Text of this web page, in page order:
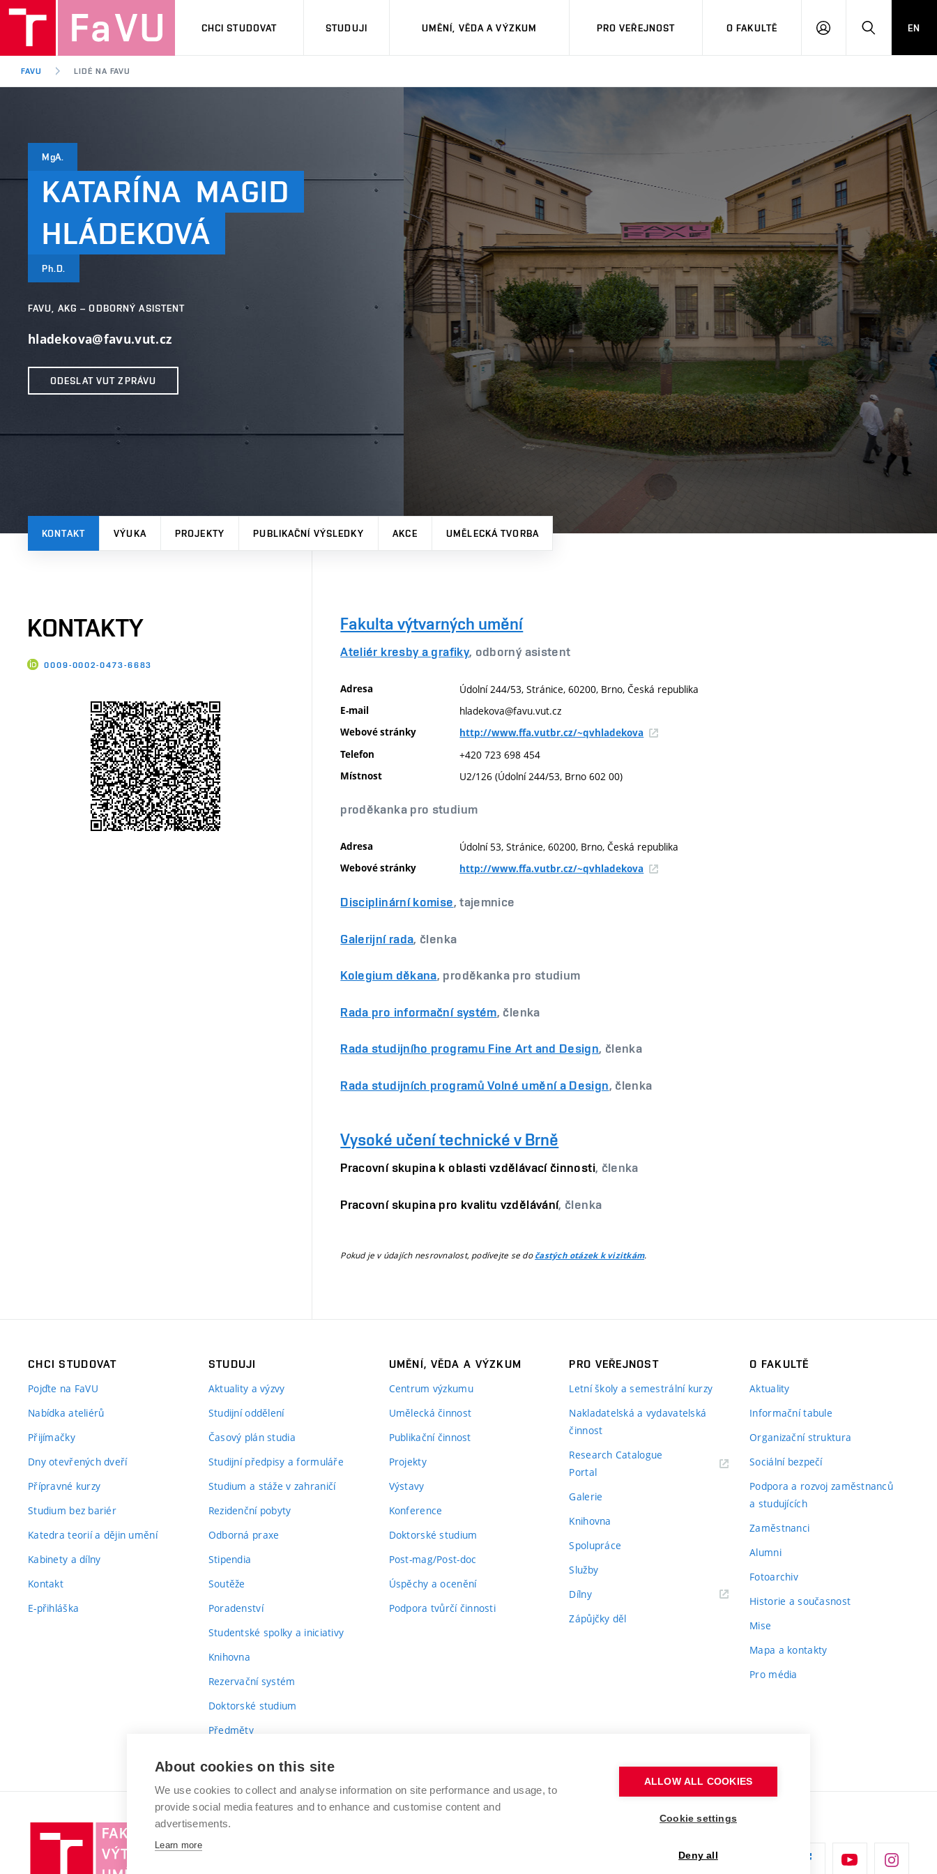
CHCI STUDOVAT STUDUJI UMĚNÍ, VĚDA A VÝZKUM PRO VEŘEJNOST O FAKULTĚ
PŘIHLÁSITHLEDAT
EN
FAVU LIDÉ NA FAVU
MgA.
KATARÍNA MAGID
HLÁDEKOVÁ
Ph.D.
FAVU, AKG – ODBORNÝ ASISTENT
hladekova@favu.vut.cz
ODESLAT VUT ZPRÁVU
KONTAKT VÝUKA PROJEKTY PUBLIKAČNÍ VÝSLEDKY AKCE UMĚLECKÁ TVORBA
KONTAKTY
0009-0002-0473-6683
Fakulta výtvarných umění
Ateliér kresby a grafiky, odborný asistent
Adresa Údolní 244/53, Stránice, 60200, Brno, Česká republika
E-mail hladekova@favu.vut.cz
Webové stránky
http://www.ffa.vutbr.cz/~qvhladekova
Telefon
+420 723 698 454
Místnost U2/126 (Údolní 244/53, Brno 602 00)
proděkanka pro studium
Adresa Údolní 53, Stránice, 60200, Brno, Česká republika
Webové stránky http://www.ffa.vutbr.cz/~qvhladekova
Disciplinární komise, tajemnice
Galerijní rada, členka
Kolegium děkana, proděkanka pro studium
Rada pro informační systém, členka
Rada studijního programu Fine Art and Design, členka
Rada studijních programů Volné umění a Design, členka
Vysoké učení technické v Brně
Pracovní skupina k oblasti vzdělávací činnosti, členka
Pracovní skupina pro kvalitu vzdělávání, členka
Pokud je v údajích nesrovnalost, podívejte se dočastých otázek k vizitkám.
CHCI STUDOVAT
Pojďte na FaVU
Nabídka ateliérů
Přijímačky
Dny otevřených dveří
Přípravné kurzy
Studium bez bariér
Katedra teorií a dějin umění
Kabinety a dílny
Kontakt
E-přihláška
STUDUJI
Aktuality a výzvy
Studijní oddělení
Časový plán studia
Studijní předpisy a formuláře
Studium a stáže v zahraničí
Rezidenční pobyty
Odborná praxe
Stipendia
Soutěže
Poradenství
Studentské spolky a iniciativy
Knihovna
Rezervační systém
Doktorské studium
Předměty
UMĚNÍ, VĚDA A VÝZKUM
Centrum výzkumu
Umělecká činnost
Publikační činnost
Projekty
Výstavy
Konference
Doktorské studium
Post-mag/Post-doc
Úspěchy a ocenění
Podpora tvůrčí činnosti
PRO VEŘEJNOST
Letní školy a semestrální kurzy
Nakladatelská a vydavatelská
činnost
Research Catalogue
Portal
Galerie
Knihovna
Spolupráce
Služby
Dílny
Zápůjčky děl
O FAKULTĚ
Aktuality
Informační tabule
Organizační struktura
Sociální bezpečí
Podpora a rozvoj zaměstnanců
a studujících
Zaměstnanci
Alumni
Fotoarchiv
Historie a současnost
Mise
Mapa a kontakty
Pro média
Vysoké
About cookies on this site
We use cookies to collect and analyse information on site performance and usage, to
provide social media features and to enhance and customise content and
advertisements.
Learn more
ALLOW ALL COOKIES
Cookie settings
Deny all